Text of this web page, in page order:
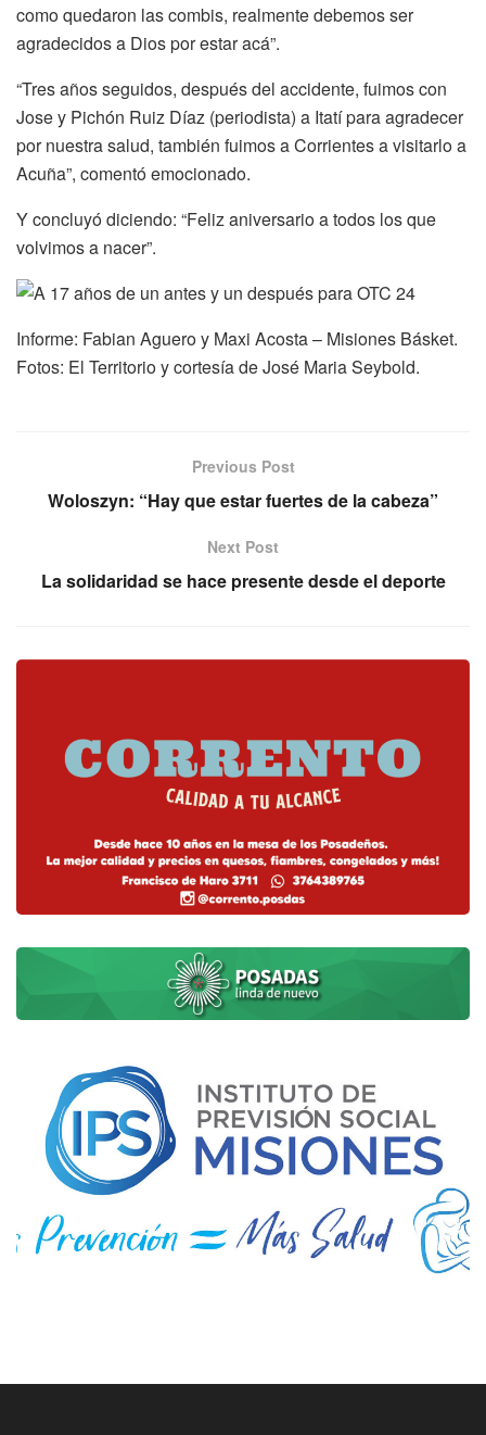
como quedaron las combis, realmente debemos ser
agradecidos a Dios por estar acá”.
“Tres años seguidos, después del accidente, fuimos con
Jose y Pichón Ruiz Díaz (periodista) a Itatí para agradecer
por nuestra salud, también fuimos a Corrientes a visitarlo a
Acuña”, comentó emocionado.
Y concluyó diciendo: “Feliz aniversario a todos los que
volvimos a nacer”.
Informe: Fabian Aguero y Maxi Acosta – Misiones Básket.
Fotos: El Territorio y cortesía de José Maria Seybold.
Previous Post
Woloszyn: “Hay que estar fuertes de la cabeza”
Next Post
La solidaridad se hace presente desde el deporte